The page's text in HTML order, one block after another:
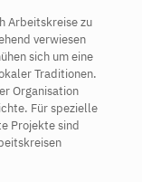
Arbeitskreise zu
verwiesen
sich um eine
Traditionen.
Organisation
Für spezielle
Projekte sind